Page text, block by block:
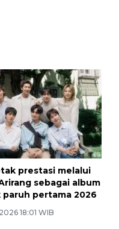
prestasi melalui
sebagai album
pertama 2026
18:01 WIB